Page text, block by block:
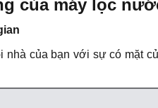
của máy lọc
của bạn với sự có mặt